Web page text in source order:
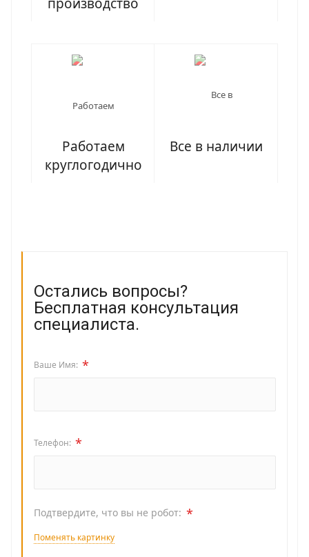
Работаем
круглогодично
Все в наличии
Остались вопросы?
Бесплатная консультация
специалиста.
Ваше Имя: *
Телефон: *
Подтвердите, что вы не робот: *
Поменять картинку